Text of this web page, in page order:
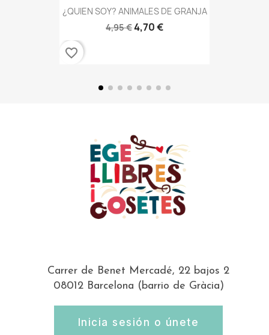
¿QUIEN SOY? ANIMALES DE GRANJA
4,95 €4,70 €
favorite_border
Carrer de Benet Mercadé, 22 bajos 2
08012 Barcelona (barrio de Gràcia)
Inicia sesión o únete